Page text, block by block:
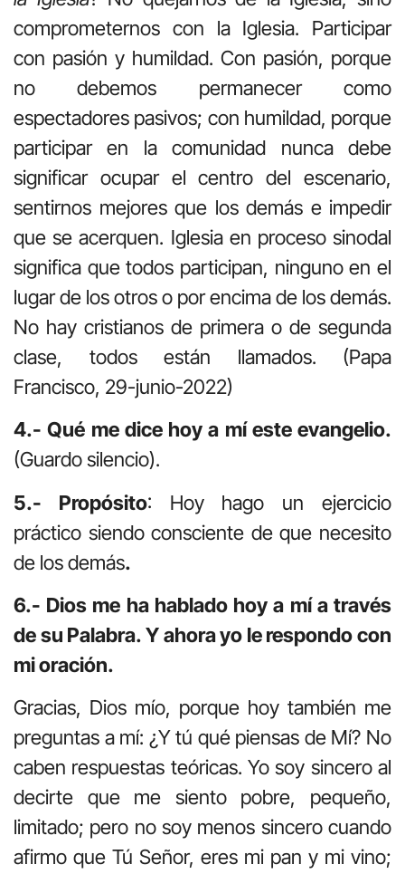
comprometernos con la Iglesia. Participar
con pasión y humildad. Con pasión, porque
no debemos permanecer como
espectadores pasivos; con humildad, porque
participar en la comunidad nunca debe
significar ocupar el centro del escenario,
sentirnos mejores que los demás e impedir
que se acerquen. Iglesia en proceso sinodal
significa que todos participan, ninguno en el
lugar de los otros o por encima de los demás.
No hay cristianos de primera o de segunda
clase, todos están llamados. (Papa
Francisco, 29-junio-2022)
4.- Qué me dice hoy a mí este evangelio.
(Guardo silencio).
5.- Propósito: Hoy hago un ejercicio
práctico siendo consciente de que necesito
de los demás.
6.- Dios me ha hablado hoy a mí a través
de su Palabra. Y ahora yo le respondo con
mi oración.
Gracias, Dios mío, porque hoy también me
preguntas a mí: ¿Y tú qué piensas de Mí? No
caben respuestas teóricas. Yo soy sincero al
decirte que me siento pobre, pequeño,
limitado; pero no soy menos sincero cuando
afirmo que Tú Señor, eres mi pan y mi vino;